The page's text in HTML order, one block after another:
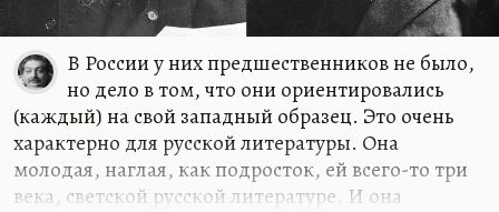
В России у них предшественников не было,
но дело в том, что они ориентировались
(каждый) на свой западный образец. Это очень
характерно для русской литературы. Она
молодая, наглая, как подросток, ей всего-то три
века, светской русской литературе. И она